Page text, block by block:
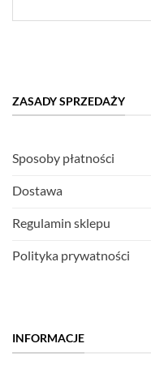
ZASADY SPRZEDAŻY
Sposoby płatności
Dostawa
Regulamin sklepu
Polityka prywatności
INFORMACJE